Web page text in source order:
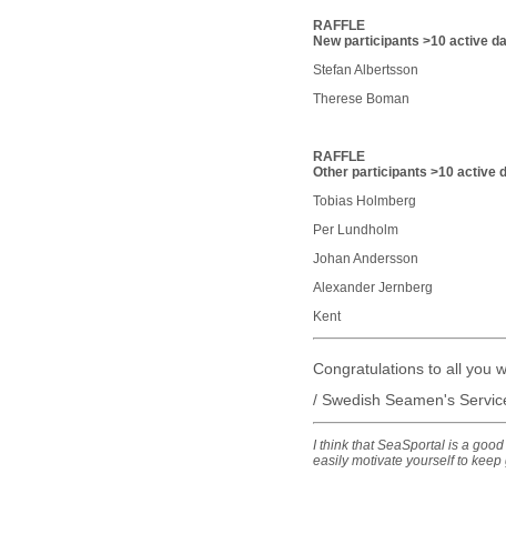
RAFFLE
New participants >10 active
Stefan Albertsson
Therese Boman
RAFFLE
Other participants >10 active
Tobias Holmberg
Per Lundholm
Johan Andersson
Alexander Jernberg
Kent
Congratulations to all you
/ Swedish Seamen's
I think that SeaSportal is a
easily motivate yourself to